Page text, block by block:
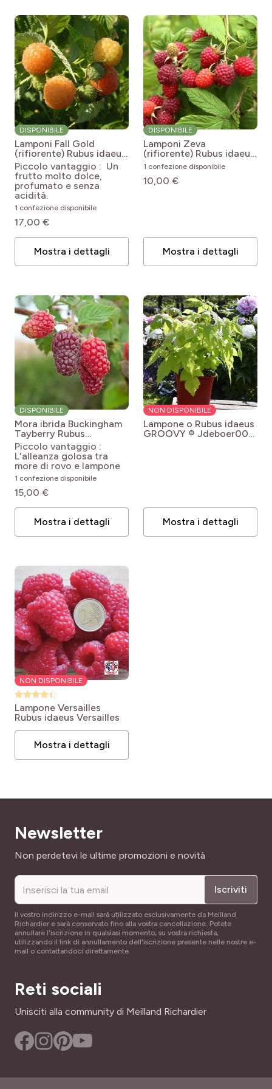
DISPONIBILE
Lamponi Fall Gold
(rifiorente) Rubus idaeus
Fall Gold
Piccolo vantaggio : Un
frutto molto dolce,
profumato e senza
acidità.
1 confezione disponibile
17,00 €
Mostra i dettagli
DISPONIBILE
Lamponi Zeva
(rifiorente) Rubus idaeus
Zefa Herbsternte
1 confezione disponibile
10,00 €
Mostra i dettagli
DISPONIBILE
Mora ibrida Buckingham
Tayberry Rubus
fruticosus x idaeus
Buckingham® Tayberry
Piccolo vantaggio :
L'alleanza golosa tra
more di rovo e lampone
1 confezione disponibile
15,00 €
Mostra i dettagli
NON DISPONIBILE
Lampone o Rubus idaeus
GROOVY ® Jdeboer005
Mostra i dettagli
NON DISPONIBILE
Lampone Versailles
Rubus idaeus Versailles
Mostra i dettagli
Newsletter
Indirizzo email
Non perdetevi le ultime promozioni e novità
Iscriviti
Il vostro indirizzo e-mail sarà utilizzato esclusivamente da Meilland
Richardier e sarà conservato fino alla vostra cancellazione. Potete
annullare l'iscrizione in qualsiasi momento, su vostra richiesta,
utilizzando il link di annullamento dell'iscrizione presente nelle nostre e-
mail o contattandoci direttamente.
Reti sociali
Unisciti alla community di Meilland Richardier